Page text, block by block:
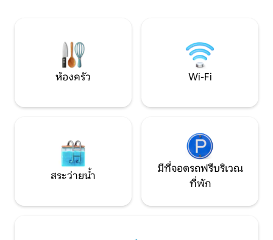
บ้านใน 4 นาที เพลิดเพลินกับความสงบและ
ความเงียบสงบที่นี่ในบ้านของคุณเอง!
ระยะไกลที่มีสไตล์
แวดล้อมแห่งนี้ก็พร้
ห้องครัว Wi-Fi
สระว่ายน้ำ
มีที่จอดรถฟรีบริเวณ
ที่พัก